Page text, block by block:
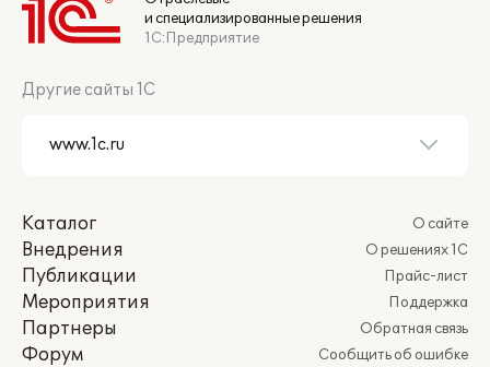
и специализированные решения
1С:Предприятие
Другие сайты 1С
Каталог
Внедрения
Публикации
Мероприятия
Партнеры
Форум
О сайте
О решениях 1С
Прайс-лист
Поддержка
Обратная связь
Сообщить об ошибке